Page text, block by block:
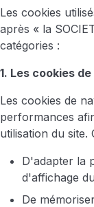
Les cookies
après « la
catégories :
1. Les cookies
Les cookies de
performances
utilisation du site.
D'adapter la
d'affichage
De